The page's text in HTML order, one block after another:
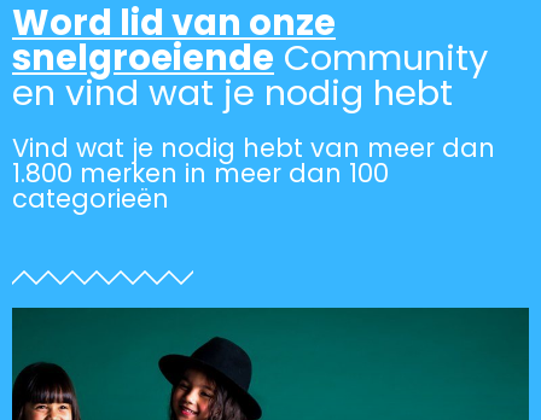
Word lid van onze
snelgroeiende Community
en vind wat je nodig hebt
Vind wat je nodig hebt van meer dan
1.800 merken in meer dan 100
categorieën